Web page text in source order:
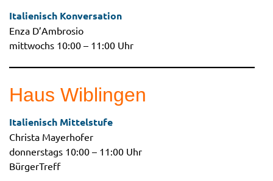
Italienisch Konversation
Enza D’Ambrosio
mittwochs 10:00 – 11:00 Uhr
Haus Wiblingen
Italienisch Mittelstufe
Christa Mayerhofer
donnerstags 10:00 – 11:00 Uhr
BürgerTreff